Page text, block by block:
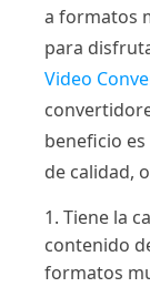
a formatos
para
Video
beneficio
de calidad,
1. Tiene la
contenido
formatos